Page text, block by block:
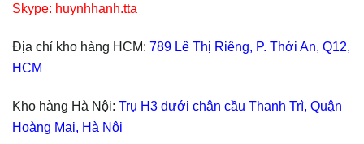
Skype: huynhhanh.tta
Địa chỉ kho hàng HCM: 789 Lê Thị Riêng, P. Thới An, Q12,
HCM
Kho hàng Hà Nội: Trụ H3 dưới chân cầu Thanh Trì, Quận
Hoàng Mai, Hà Nội